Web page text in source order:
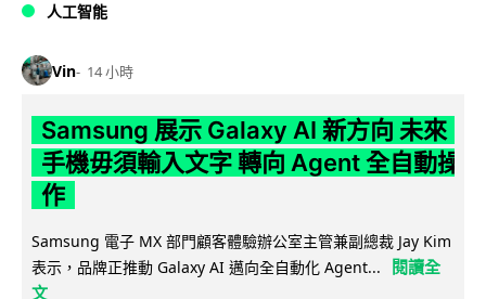
人工智能
Vin 14 小時
Samsung 展示 Galaxy AI 新方向 未來
手機毋須輸入文字 轉向 Agent 全自動操
作
Samsung 電子 MX 部門顧客體驗辦公室主管兼副總裁 Jay Kim
表示，品牌正推動 Galaxy AI 邁向全自動化 Agent...
閱讀全
文